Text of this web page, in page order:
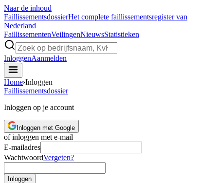
Naar de inhoud
FaillissementsdossierHet complete faillissementsregister van
Nederland
FaillissementenVeilingenNieuwsStatistieken
InloggenAanmelden
Home›Inloggen
Faillissementsdossier
Inloggen op je account
Inloggen met Google
of inloggen met e-mail
E-mailadres
WachtwoordVergeten?
Inloggen